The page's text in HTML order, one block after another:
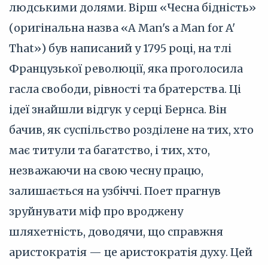
людськими долями. Вірш «Чесна бідність»
(оригінальна назва «A Man's a Man for A'
That») був написаний у 1795 році, на тлі
Французької революції, яка проголосила
гасла свободи, рівності та братерства. Ці
ідеї знайшли відгук у серці Бернса. Він
бачив, як суспільство розділене на тих, хто
має титули та багатство, і тих, хто,
незважаючи на свою чесну працю,
залишається на узбіччі. Поет прагнув
зруйнувати міф про вроджену
шляхетність, доводячи, що справжня
аристократія — це аристократія духу. Цей